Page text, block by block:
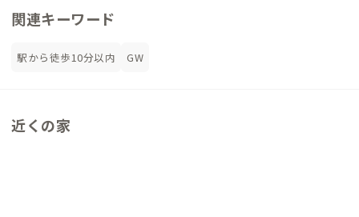
関連キーワード
駅から徒歩10分以内 GW
近くの家